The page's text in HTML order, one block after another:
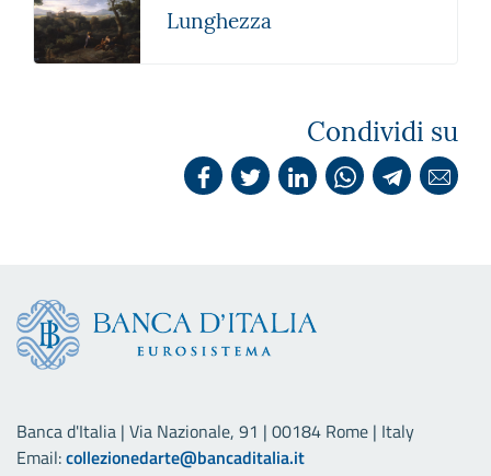
Lunghezza
Condividi su
Banca d'Italia | Via Nazionale, 91 | 00184 Rome | Italy
Email:collezionedarte@bancaditalia.it